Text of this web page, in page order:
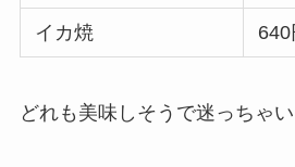
イカ焼 640
どれも美味しそうで迷っちゃい